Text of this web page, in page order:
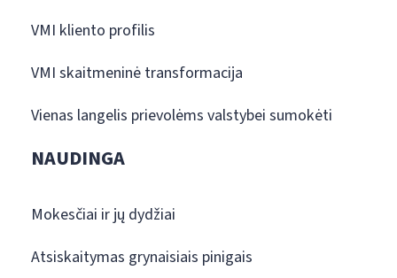
VMI kliento profilis
VMI skaitmeninė transformacija
Vienas langelis prievolėms valstybei sumokėti
NAUDINGA
Mokesčiai ir jų dydžiai
Atsiskaitymas grynaisiais pinigais